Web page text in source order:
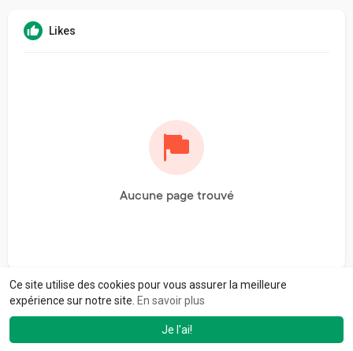
Ce site utilise des cookies pour vous assurer la meilleure
expérience sur notre site. En savoir plus
Je l'ai!
Likes
Aucune page trouvé